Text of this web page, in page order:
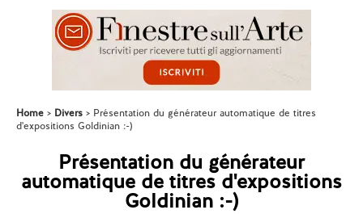
Home Divers
Présentation du générateur automatique de titres
d'expositions Goldinian :-)
Présentation du générateur
automatique de titres d'expositions
Goldinian :-)